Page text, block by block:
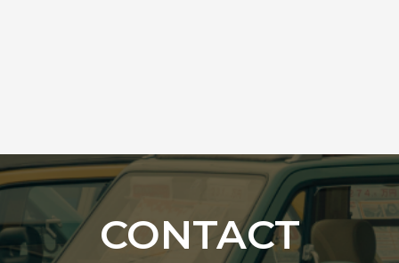
CONTACT